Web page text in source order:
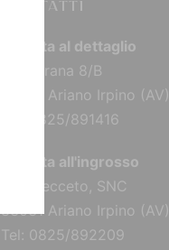
CONTATTI
Vendita al dettaglio
Via Torana 8/B
83031 Ariano Irpino (AV)
Tel: 0825/891416
Vendita all'ingrosso
Via Brecceto, SNC
83031 Ariano Irpino (AV)
Tel: 0825/892209